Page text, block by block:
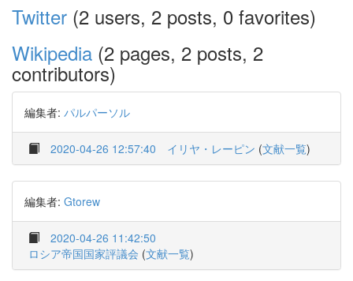
Twitter (2 users, 2 posts, 0 favorites)
Wikipedia (2 pages, 2 posts, 2
contributors)
編集者: パルパーソル
2020-04-26 12:57:40 イリヤ・レーピン (文献一覧)
編集者: Gtorew
2020-04-26 11:42:50
ロシア帝国国家評議会 (文献一覧)